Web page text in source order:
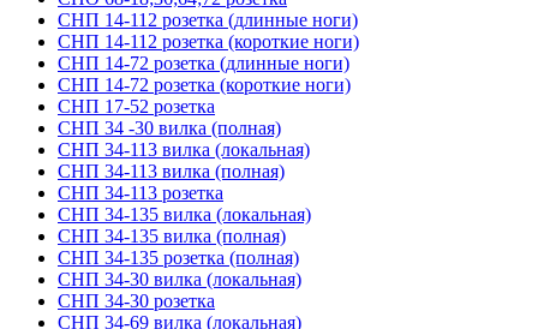
СНП 14-112 розетка (длинные ноги)
СНП 14-112 розетка (короткие ноги)
СНП 14-72 розетка (длинные ноги)
СНП 14-72 розетка (короткие ноги)
СНП 17-52 розетка
СНП 34 -30 вилка (полная)
СНП 34-113 вилка (локальная)
СНП 34-113 вилка (полная)
СНП 34-113 розетка
СНП 34-135 вилка (локальная)
СНП 34-135 вилка (полная)
СНП 34-135 розетка (полная)
СНП 34-30 вилка (локальная)
СНП 34-30 розетка
СНП 34-69 вилка (локальная)